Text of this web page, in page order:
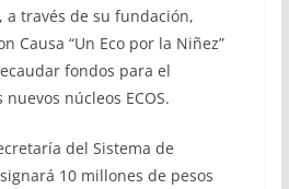
a través de su fundación,
Causa “Un Eco por la Niñez”
fondos para el
núcleos ECOS.
del Sistema de
10 millones de pesos